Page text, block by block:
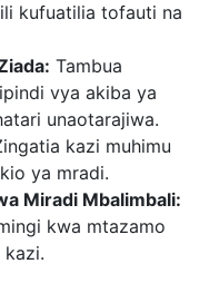
kufuatilia tofauti na
Tambua
vya akiba ya
unaotarajiwa.
kazi muhimu
ya mradi.
Miradi Mbalimbali:
kwa mtazamo